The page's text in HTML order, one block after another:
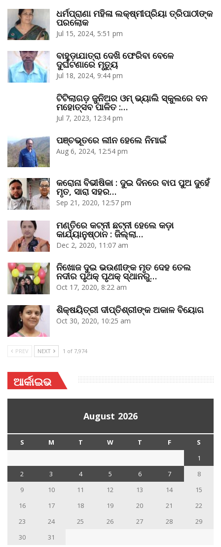
ଧର୍ମପ୍ରାଣା ମହିଳା ଲକ୍ଷ୍ମୀପ୍ରିୟା ତ୍ରିପାଠୀଙ୍କ
ପରଲୋକ
Jul 15, 2024, 5:51 pm
ବାହୁଡ଼ାଯାତ୍ରା ଦେଖି ଫେରିବା ବେଳେ
ଦୁର୍ଘଟଣାରେ ମୃତ୍ୟୁ
Jul 18, 2024, 9:44 pm
ଟିଟିଲାଗଡ଼ ଜୁନିଅର ଓମ୍‌ ଭ୍ୟାଲି ସ୍କୁଲରେ ବନ
ମହୋତ୍ସବ ପାଳିତ :…
Jul 7, 2023, 12:34 pm
ପଞ୍ଚଭୂତରେ ଲୀନ ହେଲେ ନିମାଇଁ
Aug 6, 2024, 12:54 pm
କରୋନା ବିଭୀଷିକା : ଦୁଇ ଦିନରେ ବାପ ପୁଅ ଦୁହେଁ
ମୃତ, ସାରା ସହର…
Sep 21, 2020, 12:57 pm
ମଣ୍ତିରେ କଟ୍‌ନୀ ଛଟ୍‌ନୀ ହେଲେ କଡ଼ା
କାର୍ଯ୍ୟାନୁଷ୍ଠାନ : ଜିଲ୍ଲା…
Dec 2, 2020, 11:07 am
ନିଖୋଜ ଦୁଇ ଭଉଣୀଙ୍କ ମୃତ ଦେହ ତେଲ
ନଦୀର ପୃଥକ୍‌ ପୃଥକ୍‌ ସ୍ଥାନରୁ…
Oct 17, 2020, 8:22 am
ଶିକ୍ଷୟିତ୍ରୀ ଦୀପ୍ତିଶ୍ରୀଙ୍କ ଅକାଳ ବିୟୋଗ
Oct 30, 2020, 10:25 am
PREV NEXT 1 of 7,974
ଆର୍କାଇଭ
August 2026
S M T W T F
S
1
2
3 4 5 6 7
8
9
10 11 12 13 14
15
16
17 18 19 20 21
22
23
24 25 26 27 28
29
30
31